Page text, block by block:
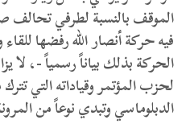
الموقف بالنسبة لطرفي تحالف
فيه حركة أنصار الله رفضها
الحركة بذلك بياناً رسمياً -، لا
لحزب المؤتمر وقياداته التي
الدبلوماسي وتبدي نوعاً من